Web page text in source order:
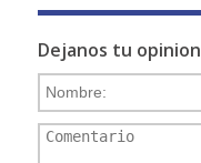
Dejanos tu opinion